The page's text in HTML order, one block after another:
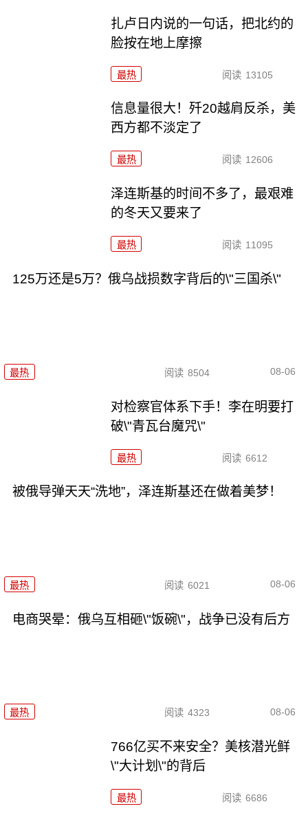
扎卢日内说的一句话，把北约的
脸按在地上摩擦
最热 阅读 13105
信息量很大！歼20越肩反杀，美
西方都不淡定了
最热 阅读 12606
泽连斯基的时间不多了，最艰难
的冬天又要来了
最热 阅读 11095
125万还是5万？俄乌战损数字背后的\"三国杀\"
最热 阅读 8504 08-06
对检察官体系下手！李在明要打
破\"青瓦台魔咒\"
最热 阅读 6612
被俄导弹天天“洗地”，泽连斯基还在做着美梦！
最热 阅读 6021 08-06
电商哭晕：俄乌互相砸\"饭碗\"，战争已没有后方
最热 阅读 4323 08-06
766亿买不来安全？美核潜光鲜
\"大计划\"的背后
最热 阅读 6686